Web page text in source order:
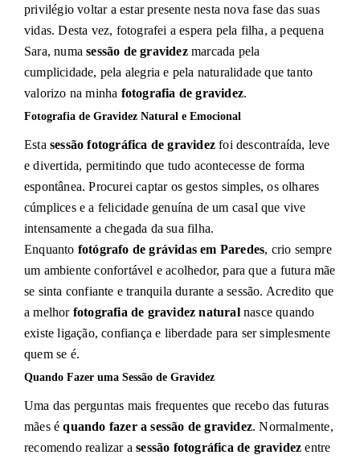
privilégio voltar a estar presente nesta nova fase das suas
vidas. Desta vez, fotografei a espera pela filha, a pequena
Sara, numasessão de gravidezmarcada pela
cumplicidade, pela alegria e pela naturalidade que tanto
valorizo na minha fotografia de gravidez.
Fotografia de Gravidez Natural e Emocional
Esta sessão fotográfica de gravidez foi descontraída, leve
e divertida, permitindo que tudo acontecesse de forma
espontânea. Procurei captar os gestos simples, os olhares
cúmplices e a felicidade genuína de um casal que vive
intensamente a chegada da sua filha.
Enquanto fotógrafo de grávidas em Paredes, crio sempre
um ambiente confortável e acolhedor, para que a futura mãe
se sinta confiante e tranquila durante a sessão. Acredito que
a melhor fotografia de gravidez naturalnasce quando
existe ligação, confiança e liberdade para ser simplesmente
quem se é.
Quando Fazer uma Sessão de Gravidez
Uma das perguntas mais frequentes que recebo das futuras
mães équando fazer a sessão de gravidez. Normalmente,
recomendo realizar asessão fotográfica de gravidez entre